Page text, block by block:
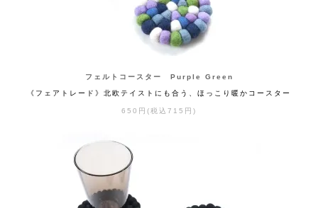
フェルトコースター Purple Green
《フェアトレード》北欧テイストにも合う、ほっこり暖かコースター
650円(税込715円)